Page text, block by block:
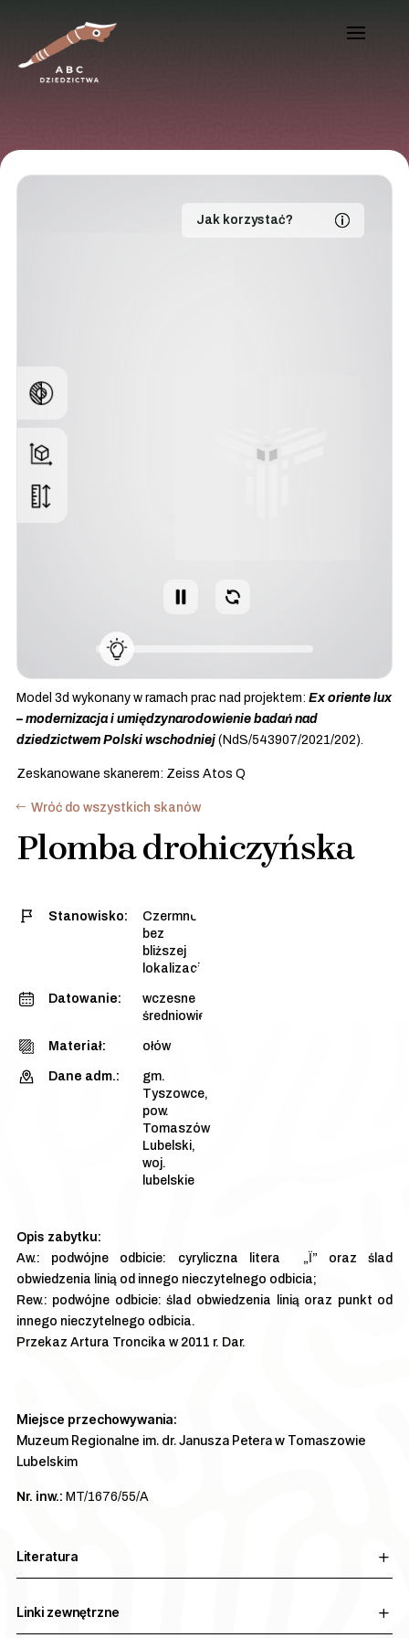
Jak korzystać?
Model 3d wykonany w ramach prac nad projektem: Ex oriente lux
– modernizacja i umiędzynarodowienie badań nad
dziedzictwem Polski wschodniej (NdS/543907/2021/202).
Zeskanowane skanerem: Zeiss Atos Q
Wróć do wszystkich skanów
Plomba drohiczyńska
Stanowisko:
Czermno,
bez
bliższej
lokalizacji
Datowanie:
wczesne
średniowiecze
Materiał: ołów
Dane adm.:
gm.
Tyszowce,
pow.
Tomaszów
Lubelski,
woj.
lubelskie
Aw.: podwójne odbicie: cyryliczna litera „Ї” oraz ślad
obwiedzenia linią od innego nieczytelnego odbicia;
Rew.: podwójne odbicie: ślad obwiedzenia linią oraz punkt od
innego nieczytelnego odbicia.
Przekaz Artura Troncika w 2011 r. Dar.
Miejsce przechowywania:
Muzeum Regionalne im. dr. Janusza Petera w Tomaszowie
Lubelskim
Nr. inw.: MT/1676/55/A
Literatura
Linki zewnętrzne